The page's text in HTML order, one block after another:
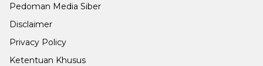
Pedoman Media Siber
Disclaimer
Privacy Policy
Ketentuan Khusus